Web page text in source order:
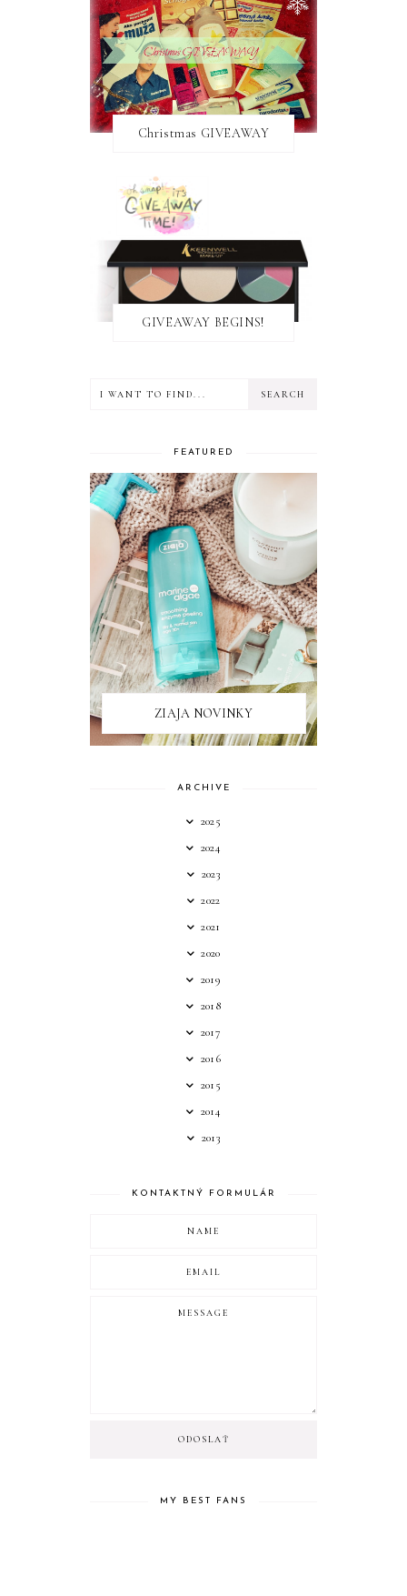
Christmas GIVEAWAY
GIVEAWAY BEGINS!
FEATURED
ZIAJA NOVINKY
ARCHIVE
2025
2024
2023
2022
2021
2020
2019
2018
2017
2016
2015
2014
2013
KONTAKTNÝ FORMULÁR
MY BEST FANS